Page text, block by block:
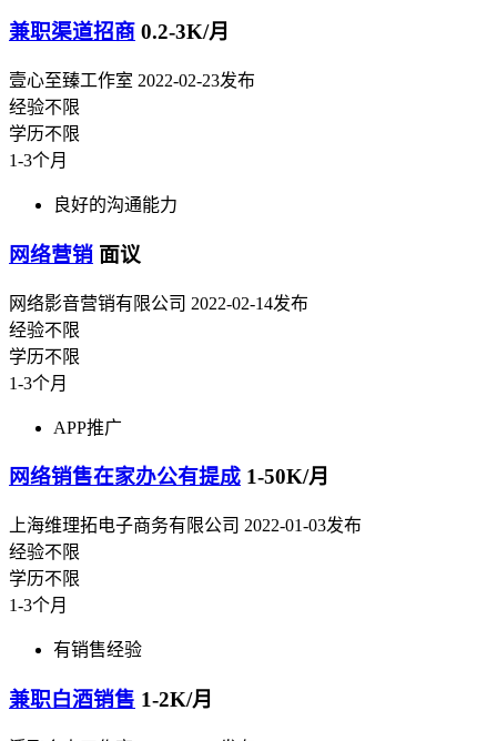
兼职渠道招商 0.2-3K/月
壹心至臻工作室 2022-02-23发布
经验不限
学历不限
1-3个月
良好的沟通能力
网络营销 面议
网络影音营销有限公司 2022-02-14发布
经验不限
学历不限
1-3个月
APP推广
网络销售在家办公有提成 1-50K/月
上海维理拓电子商务有限公司 2022-01-03发布
经验不限
学历不限
1-3个月
有销售经验
兼职白酒销售 1-2K/月